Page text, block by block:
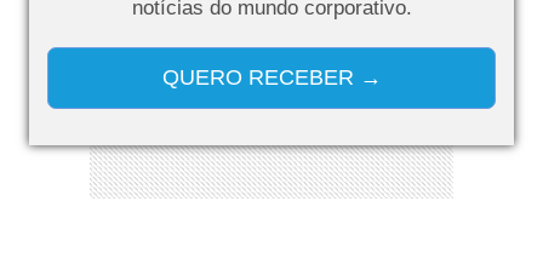
notícias do mundo corporativo.
QUERO RECEBER →